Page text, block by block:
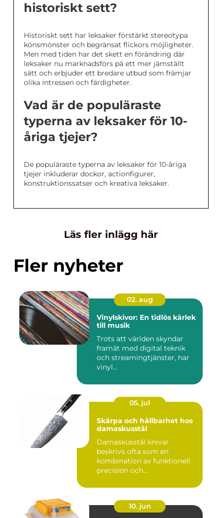
historiskt sett?
Historiskt sett har leksaker förstärkt stereotypa
könsmönster och begränsat flickors möjligheter.
Men med tiden har det skett en förändring där
leksaker nu marknadsförs på ett mer jämställt
sätt och erbjuder ett bredare utbud som främjar
olika intressen och färdigheter.
Vad är de populäraste
typerna av leksaker för 10-
åriga tjejer?
De populäraste typerna av leksaker för 10-åriga
tjejer inkluderar dockor, actionfigurer,
konstruktionssatser och kreativa leksaker.
Läs fler inlägg här
Fler nyheter
02. aug
Vinylskivor: En tidlös kärlek
till musik
Trots att världen skyndar
framåt med digital teknik
och streamingtjänster, har
vinyl...
05. jul
Skärpa och hållbarhet hos
damaskusstål
Damaskusstål knivar
beskrivs ofta som en
kombination av funktionell
precision och
10. jun